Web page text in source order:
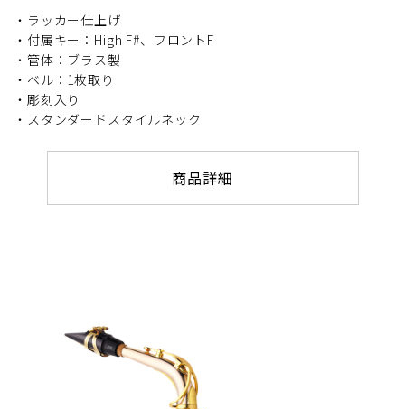
・ラッカー仕上げ
・付属キー：High F#、フロントF
・管体：ブラス製
・ベル：1枚取り
・彫刻入り
・スタンダードスタイルネック
商品詳細